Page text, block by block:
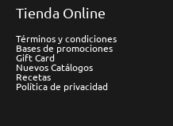
Tienda Online
Términos y condiciones
Bases de promociones
Gift Card
Nuevos Catálogos
Recetas
Política de privacidad